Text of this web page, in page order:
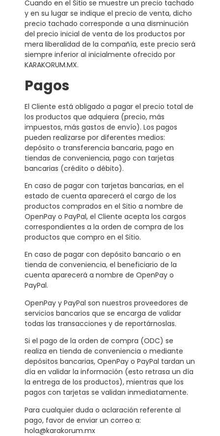
Cuando en el Sitio se muestre un precio tachado
y en su lugar se indique el precio de venta, dicho
precio tachado corresponde a una disminución
del precio inicial de venta de los productos por
mera liberalidad de la compañía, este precio será
siempre inferior al inicialmente ofrecido por
KARAKORUM.MX.
Pagos
El Cliente está obligado a pagar el precio total de
los productos que adquiera (precio, más
impuestos, más gastos de envío). Los pagos
pueden realizarse por diferentes medios:
depósito o transferencia bancaria, pago en
tiendas de conveniencia, pago con tarjetas
bancarias (crédito o débito).
En caso de pagar con tarjetas bancarias, en el
estado de cuenta aparecerá el cargo de los
productos comprados en el Sitio a nombre de
OpenPay o PayPal, el Cliente acepta los cargos
correspondientes a la orden de compra de los
productos que compro en el Sitio.
En caso de pagar con depósito bancario o en
tienda de conveniencia, el beneficiario de la
cuenta aparecerá a nombre de OpenPay o
PayPal.
OpenPay y PayPal son nuestros proveedores de
servicios bancarios que se encarga de validar
todas las transacciones y de reportárnoslas.
Si el pago de la orden de compra (ODC) se
realiza en tienda de conveniencia o mediante
depósitos bancarias, OpenPay o PayPal tardan un
día en validar la información (esto retrasa un día
la entrega de los productos), mientras que los
pagos con tarjetas se validan inmediatamente.
Para cualquier duda o aclaración referente al
pago, favor de enviar un correo a:
hola@karakorum.mx